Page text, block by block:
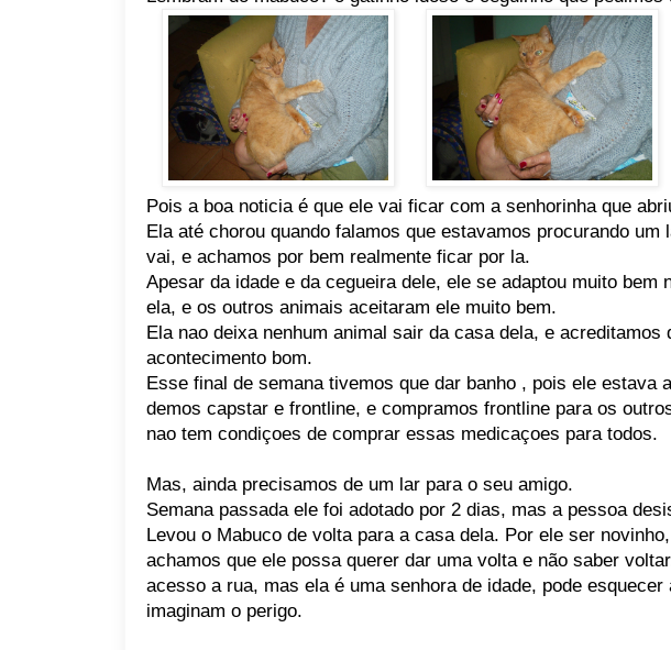
Pois a boa noticia é que ele vai ficar com a senhorinha que
Ela até chorou quando falamos que estavamos procurando um
vai, e achamos por bem realmente ficar por la.
Apesar da idade e da cegueira dele, ele se adaptou muito bem
ela, e os outros animais aceitaram ele muito bem.
Ela nao deixa nenhum animal sair da casa dela, e acreditamos
acontecimento bom.
Esse final de semana tivemos que dar banho , pois ele estava
demos capstar e frontline, e compramos frontline para os
nao tem condiçoes de comprar essas medicaçoes para todos.
Mas, ainda precisamos de um lar para o seu amigo.
Semana passada ele foi adotado por 2 dias, mas a pessoa
Levou o Mabuco de volta para a casa dela. Por ele ser
achamos que ele possa querer dar uma volta e não saber
acesso a rua, mas ela é uma senhora de idade, pode
imaginam o perigo.